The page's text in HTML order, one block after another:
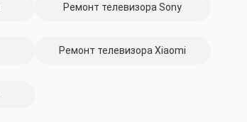
Ремонт телевизора Sony
Ремонт телевизора Xiaomi